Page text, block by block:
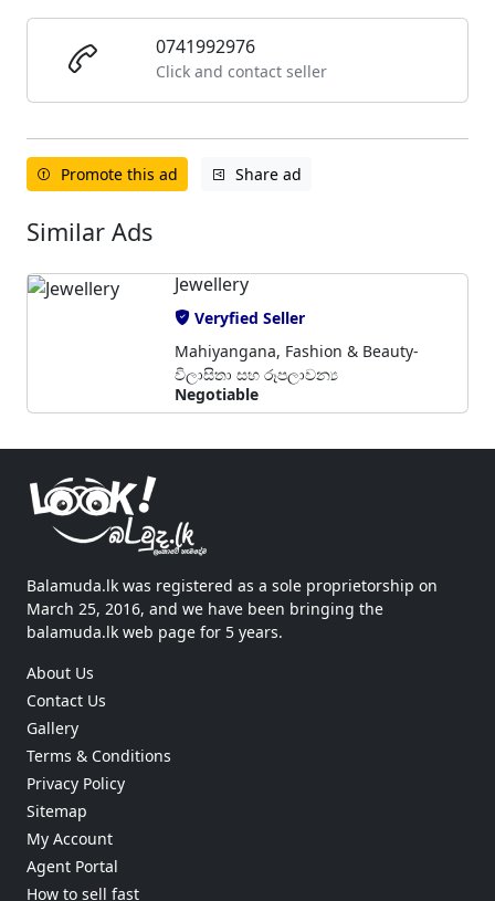
0741992976
Click and contact seller
Promote this ad Share ad
Similar Ads
Jewellery
Veryfied Seller
Mahiyangana, Fashion & Beauty-
විලාසිතා සහ රූපලාවන්‍ය
Negotiable
Balamuda.lk was registered as a sole proprietorship on
March 25, 2016, and we have been bringing the
balamuda.lk web page for 5 years.
About Us
Contact Us
Gallery
Terms & Conditions
Privacy Policy
Sitemap
My Account
Agent Portal
How to sell fast